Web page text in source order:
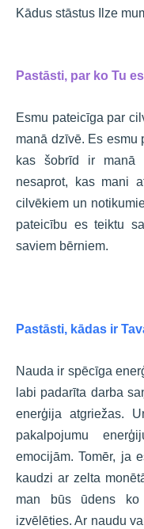
Kādus stāstus Ilze
Pastāsti, par ko Tu
Esmu pateicīga par
manā dzīvē. Es esmu
kas šobrīd ir manā
nesaprot, kas mani
cilvēkiem un
pateicību es teiktu
saviem bērniem.
Pastāsti, kādas ir
Nauda ir spēcīga
labi padarīta darba
enerģija atgriežas.
pakalpojumu
emocijām. Tomēr, ja
kaudzi ar zelta
man būs ūdens ko
izvēlēties. Ar naudu